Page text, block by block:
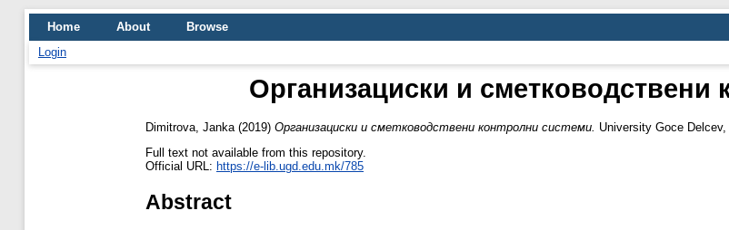
Home About
Browse
Login
Организациски и сметководствени
Dimitrova, Janka (2019) Организациски и сметководствени контролни системи. University Goce
Full text not available from this repository.
Official URL: https://e-lib.ugd.edu.mk/785
Abstract